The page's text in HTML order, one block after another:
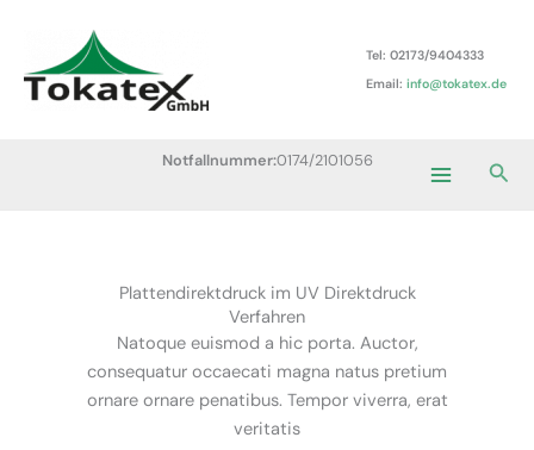
springen
Tel: 02173/9404333
Email: info@tokatex.de
Notfallnummer:0174/2101056
Menu
Plattendirektdruck im UV Direktdruck
Verfahren
Natoque euismod a hic porta. Auctor,
consequatur occaecati magna natus pretium
ornare ornare penatibus. Tempor viverra, erat
veritatis